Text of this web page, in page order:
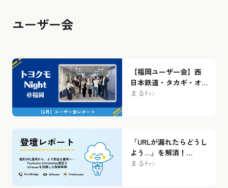
ユーザー会
【福岡ユーザー会】西
日本鉄道・タカギ・オ
フィスビーワンの3社が
まるﾁｬﾝ
「URLが漏れたらどうし
よう…」を解消！
Toyokumo kintoneApp
まるﾁｬﾝ